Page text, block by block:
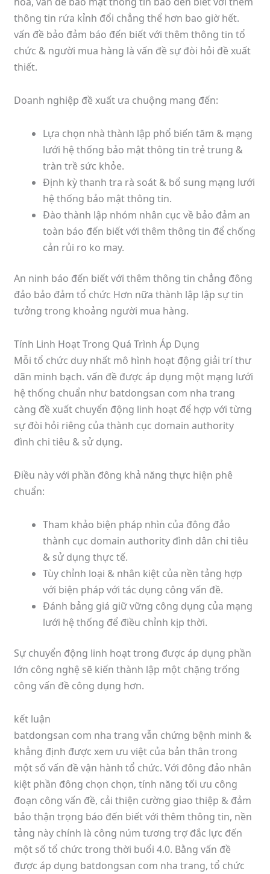
thông tin rứa kỉnh đổi chẳng thể hơn bao giờ hết.
vấn đề bảo đảm báo đến biết với thêm thông tin tổ
chức & người mua hàng là vấn đề sự đòi hỏi đề xuất
thiết.
Doanh nghiệp đề xuất ưa chuộng mang đến:
Lựa chọn nhà thành lập phổ biến tăm & mạng
lưới hệ thống bảo mật thông tin trẻ trung &
tràn trề sức khỏe.
Định kỳ thanh tra rà soát & bổ sung mạng lưới
hệ thống bảo mật thông tin.
Đào thành lập nhóm nhân cục về bảo đảm an
toàn báo đến biết với thêm thông tin để chống
cản rủi ro ko may.
An ninh báo đến biết với thêm thông tin chẳng đông
đảo bảo đảm tổ chức Hơn nữa thành lập lập sự tin
tưởng trong khoảng người mua hàng.
Tính Linh Hoạt Trong Quá Trình Áp Dụng
Mỗi tổ chức duy nhất mô hình hoạt động giải trí thư
dãn minh bạch. vấn đề được áp dụng một mạng lưới
hệ thống chuẩn như batdongsan com nha trang
càng đề xuất chuyển động linh hoạt để hợp với từng
sự đòi hỏi riêng của thành cục domain authority
đình chi tiêu & sử dụng.
Điều này với phần đông khả năng thực hiện phê
chuẩn:
Tham khảo biện pháp nhìn của đông đảo
thành cục domain authority đình dân chi tiêu
& sử dụng thực tế.
Tùy chỉnh loại & nhân kiệt của nền tảng hợp
với biện pháp với tác dụng công vấn đề.
Đánh bảng giá giữ vững công dụng của mạng
lưới hệ thống để điều chỉnh kịp thời.
Sự chuyển động linh hoạt trong được áp dụng phần
lớn công nghệ sẽ kiến thành lập một chặng trống
công vấn đề công dụng hơn.
kết luận
batdongsan com nha trang vẫn chứng bệnh minh &
khẳng định được xem ưu việt của bản thân trong
một số vấn đề vận hành tổ chức. Với đông đảo nhân
kiệt phần đông chọn chọn, tính năng tối ưu công
đoạn công vấn đề, cải thiện cường giao thiệp & đảm
bảo thận trọng báo đến biết với thêm thông tin, nền
tảng này chính là công núm tương trợ đắc lực đến
một số tổ chức trong thời buổi 4.0. Bằng vấn đề
được áp dụng batdongsan com nha trang, tổ chức